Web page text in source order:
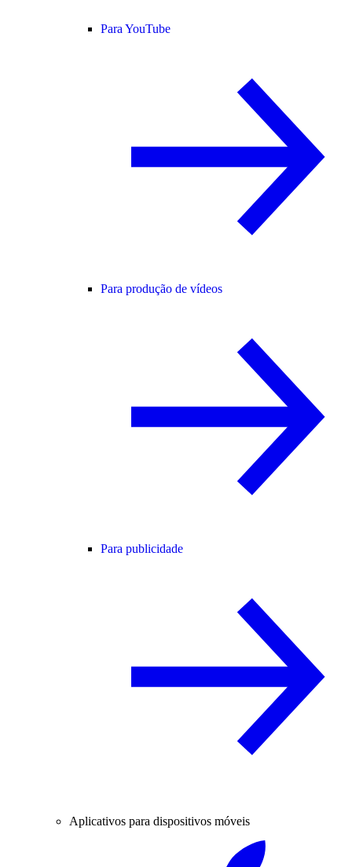
Para YouTube
Para produção de vídeos
Para publicidade
Aplicativos para dispositivos móveis